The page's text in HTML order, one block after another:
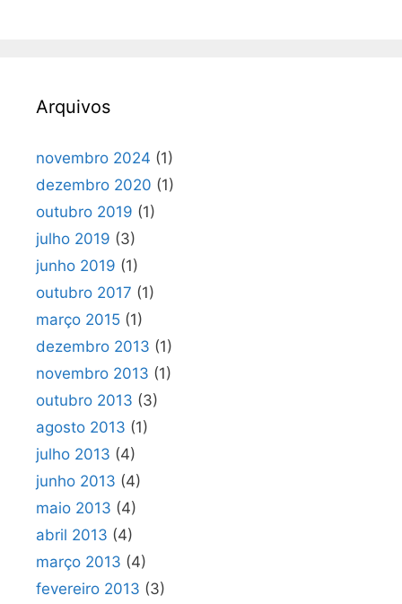
Arquivos
novembro 2024 (1)
dezembro 2020 (1)
outubro 2019 (1)
julho 2019 (3)
junho 2019 (1)
outubro 2017 (1)
março 2015 (1)
dezembro 2013 (1)
novembro 2013 (1)
outubro 2013 (3)
agosto 2013 (1)
julho 2013 (4)
junho 2013 (4)
maio 2013 (4)
abril 2013 (4)
março 2013 (4)
fevereiro 2013 (3)